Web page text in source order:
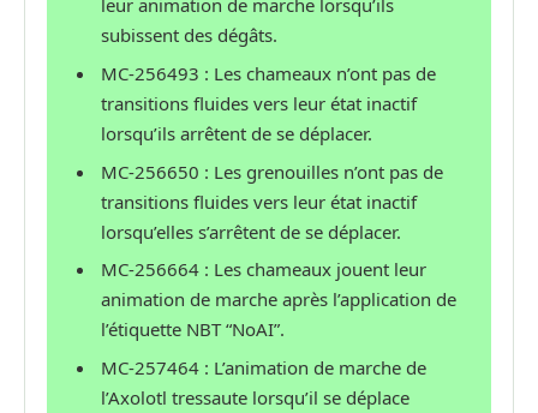
leur animation de marche lorsqu’ils
subissent des dégâts.
MC-256493 : Les chameaux n’ont pas de
transitions fluides vers leur état inactif
lorsqu’ils arrêtent de se déplacer.
MC-256650 : Les grenouilles n’ont pas de
transitions fluides vers leur état inactif
lorsqu’elles s’arrêtent de se déplacer.
MC-256664 : Les chameaux jouent leur
animation de marche après l’application de
l’étiquette NBT “NoAI”.
MC-257464 : L’animation de marche de
l’Axolotl tressaute lorsqu’il se déplace